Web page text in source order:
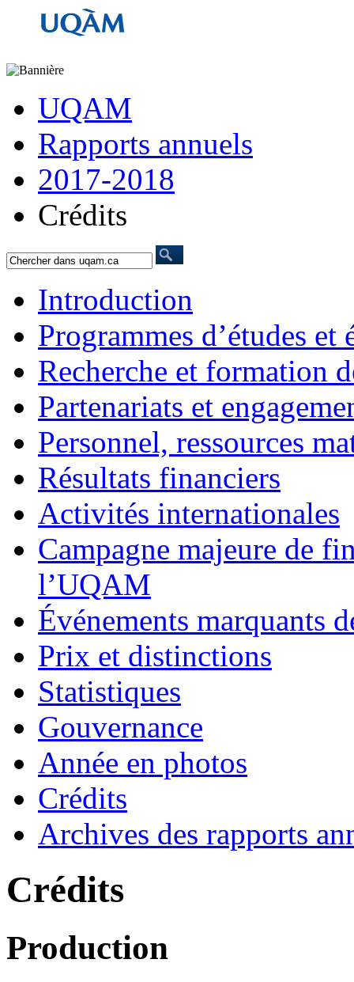
UQAM
Rapports annuels
2017-2018
Crédits
Introduction
Programmes d’études et
Recherche et formation
Partenariats et
Personnel, ressources
Résultats financiers
Activités internationales
Campagne majeure de
l’UQAM
Événements marquants
Prix et distinctions
Statistiques
Gouvernance
Année en photos
Crédits
Archives des rapports
Crédits
Production